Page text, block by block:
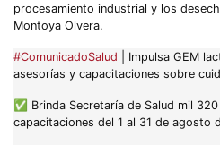
procesamiento industrial y los
Montoya Olvera.
#ComunicadoSalud | Impulsa GEM
asesorías y capacitaciones sobre
✅ Brinda Secretaría de Salud mil
capacitaciones del 1 al 31 de agosto